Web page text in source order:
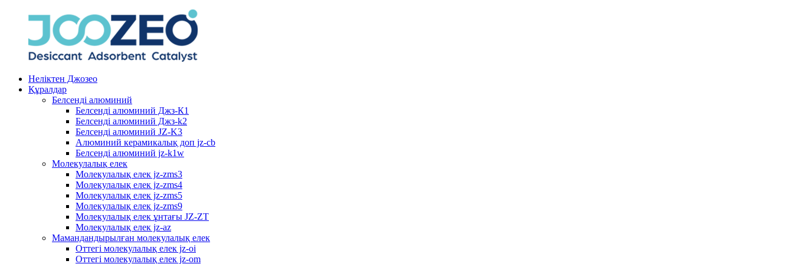
Неліктен Джозео
Құралдар
Белсенді алюминий
Белсенді алюминий Джз-К1
Белсенді алюминий Джз-k2
Белсенді алюминий JZ-K3
Алюминий керамикалық доп jz-cb
Белсенді алюминий jz-k1w
Молекулалық елек
Молекулалық елек jz-zms3
Молекулалық елек jz-zms4
Молекулалық елек jz-zms5
Молекулалық елек jz-zms9
Молекулалық елек ұнтағы JZ-ZT
Молекулалық елек jz-az
Мамандандырылған молекулалық елек
Оттегі молекулалық елек jz-oi
Оттегі молекулалық елек jz-om